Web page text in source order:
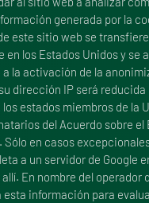
generada por la
este sitio web se
en los Estados Unidos y se
la activación de la
dirección IP será
estados miembros de la
del Acuerdo sobre el
Sólo en casos
a un servidor de Google
En nombre del operador
información para